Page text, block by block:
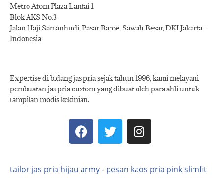
Metro Atom Plaza Lantai 1
Blok AKS No.3
Jalan Haji Samanhudi, Pasar Baroe, Sawah Besar, DKI Jakarta –
Indonesia
Expertise di bidang jas pria sejak tahun 1996, kami melayani
pembuatan jas pria custom yang dibuat oleh para ahli untuk
tampilan modis kekinian.
tailor jas pria hijau army- pesan kaos pria pink slimfit